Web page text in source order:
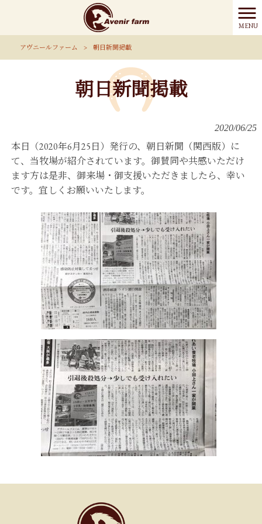
MENU
アヴニールファーム > 朝日新聞掲載
朝日新聞掲載
2020/06/25
本日（2020年6月25日）発行の、朝日新聞（関西版）に
て、当牧場が紹介されています。御賛同や共感いただけ
ます方は是非、御来場・御支援いただきましたら、幸い
です。宜しくお願いいたします。